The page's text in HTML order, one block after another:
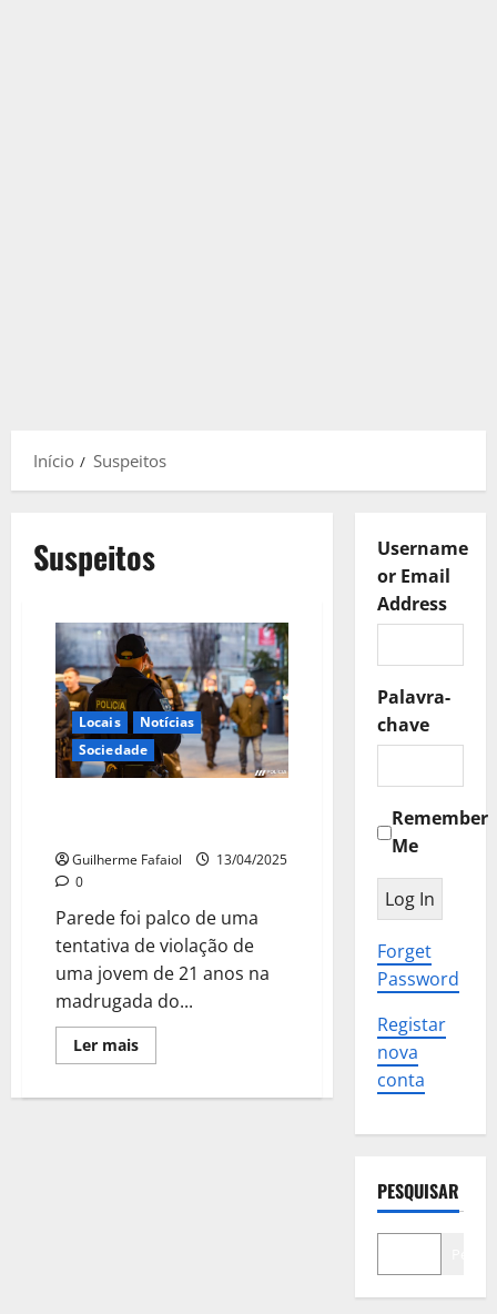
Início Suspeitos
Suspeitos
Locais
Notícias
Sociedade
Guilherme Fafaiol
13/04/2025
0
Parede foi palco de uma
tentativa de violação de
uma jovem de 21 anos na
madrugada do...
Ler maisLeia
mais
de
Username
or Email
Address
Palavra-
chave
Remember
Me
Forget
Password
Registar
nova
conta
PESQUISAR